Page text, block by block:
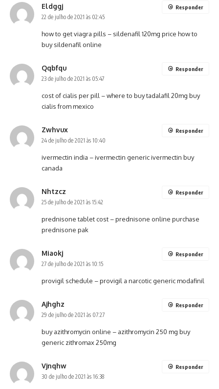
Eldggj
22 de julho de 2021 às 02:45
how to get viagra pills – sildenafil 120mg price how to
buy sildenafil online
Responder
Qqbfqu
23 de julho de 2021 às 05:47
cost of cialis per pill –where to buy tadalafil 20mg buy
cialis from mexico
Responder
Zwhvux
24 de julho de 2021 às 10:40
ivermectin india –ivermectin genericivermectin buy
canada
Responder
Nhtzcz
25 de julho de 2021 às 15:42
prednisone tablet cost –prednisone online purchase
prednisone pak
Responder
Miaokj
27 de julho de 2021 às 10:15
provigil schedule –provigil a narcoticgeneric modafinil
Responder
Ajhghz
29 de julho de 2021 às 07:27
buy azithromycin online – azithromycin 250 mg buy
generic zithromax 250mg
Responder
Vjnqhw
30 de julho de 2021 às 16:38
Responder